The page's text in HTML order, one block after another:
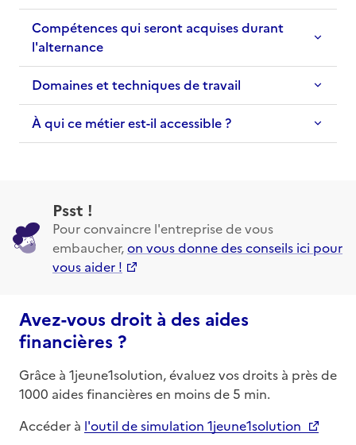
Compétences qui seront acquises durant
l'alternance
Domaines et techniques de travail
À qui ce métier est-il accessible ?
Psst !
Pour convaincre l'entreprise de vous
embaucher,on vous donne des conseils ici pour
vous aider !
Avez-vous droit à des aides
financières ?
Grâce à 1jeune1solution, évaluez vos droits à près de
1000 aides financières en moins de 5 min.
Accéder à l'outil de simulation 1jeune1solution